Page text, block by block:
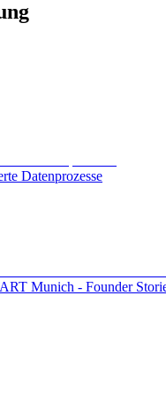
Datenprozesse
Munich - Founder